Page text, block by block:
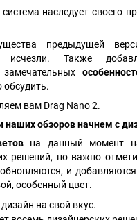
наследует своего
предыдущей
исчезли. Также
замечательных
обсудить.
наших обзоров начнем с
на данный момент
решений, но важно
и
особенный цвет.